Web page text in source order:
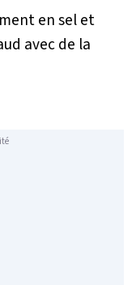
en sel et
avec de la